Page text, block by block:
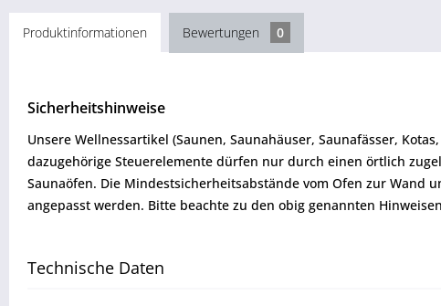
Produktinformationen Bewertungen 0
Sicherheitshinweise
Unsere Wellnessartikel (Saunen, Saunahäuser, Saunafässer,
dazugehörige Steuerelemente dürfen nur durch einen örtlich
Saunaöfen. Die Mindestsicherheitsabstände vom Ofen zur Wand
angepasst werden. Bitte beachte zu den obig genannten
Technische Daten